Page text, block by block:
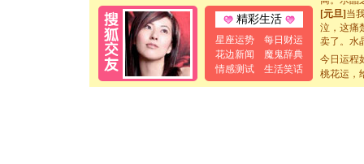
精彩生活
星座运势
每日财运
花边新闻
魔鬼辞典
情感测试
生活笑话
[元旦]当
泣，这痛
卖了。水
[春节] 风
颜！冬去
道一声平
[春节]传
今日运程
桃花运，